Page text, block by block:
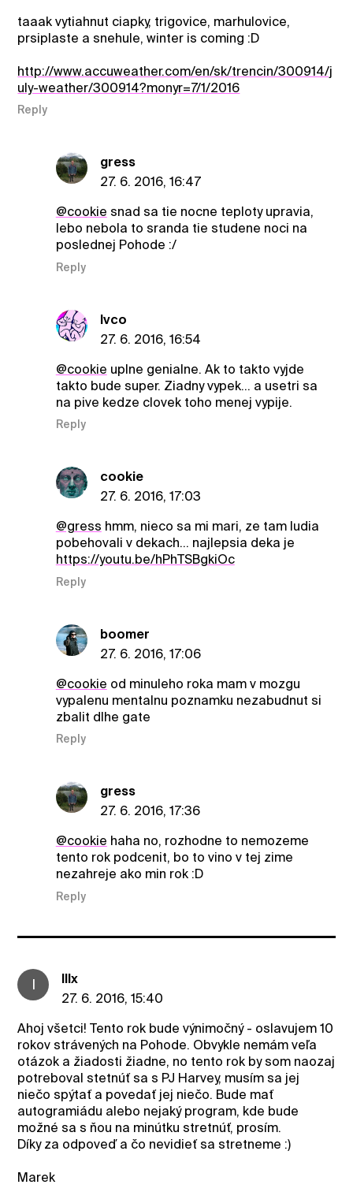
taaak vytiahnut ciapky, trigovice, marhulovice,
prsiplaste a snehule, winter is coming :D
http://www.accuweather.com/en/sk/trencin/300914/j
uly-weather/300914?monyr=7/1/2016
Reply
gress
27. 6. 2016, 16:47
@cookie snad sa tie nocne teploty upravia,
lebo nebola to sranda tie studene noci na
poslednej Pohode :/
Reply
Ivco
27. 6. 2016, 16:54
@cookie uplne genialne. Ak to takto vyjde
takto bude super. Ziadny vypek... a usetri sa
na pive kedze clovek toho menej vypije.
Reply
cookie
27. 6. 2016, 17:03
@gress hmm, nieco sa mi mari, ze tam ludia
pobehovali v dekach... najlepsia deka je
https://youtu.be/hPhTSBgkiOc
Reply
boomer
27. 6. 2016, 17:06
@cookie od minuleho roka mam v mozgu
vypalenu mentalnu poznamku nezabudnut si
zbalit dlhe gate
Reply
gress
27. 6. 2016, 17:36
@cookie haha no, rozhodne to nemozeme
tento rok podcenit, bo to vino v tej zime
nezahreje ako min rok :D
Reply
I
IlIx
27. 6. 2016, 15:40
Ahoj všetci! Tento rok bude výnimočný - oslavujem 10
rokov strávených na Pohode. Obvykle nemám veľa
otázok a žiadosti žiadne, no tento rok by som naozaj
potreboval stetnúť sa s PJ Harvey, musím sa jej
niečo spýtať a povedať jej niečo. Bude mať
autogramiádu alebo nejaký program, kde bude
možné sa s ňou na minútku stretnúť, prosím.
Díky za odpoveď a čo nevidieť sa stretneme :)
Marek